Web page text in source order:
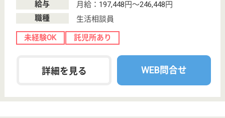
エリア・駅
宮城県/仙台市宮城野区
こだわり条件
託児所あり
変更
事業所情報の一部は、厚生労働省の介護事業所・生活関連情報
検索「介護サービス情報公表システム 」から転載しておりま